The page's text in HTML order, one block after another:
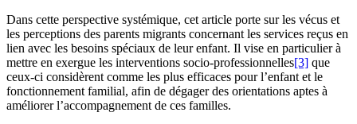
Dans cette perspective systémique, cet article porte sur les vécus et
les perceptions des parents migrants concernant les services reçus en
lien avec les besoins spéciaux de leur enfant. Il vise en particulier à
mettre en exergue les interventions socio-professionnelles[3] que
ceux-ci considèrent comme les plus efficaces pour l’enfant et le
fonctionnement familial, afin de dégager des orientations aptes à
améliorer l’accompagnement de ces familles.